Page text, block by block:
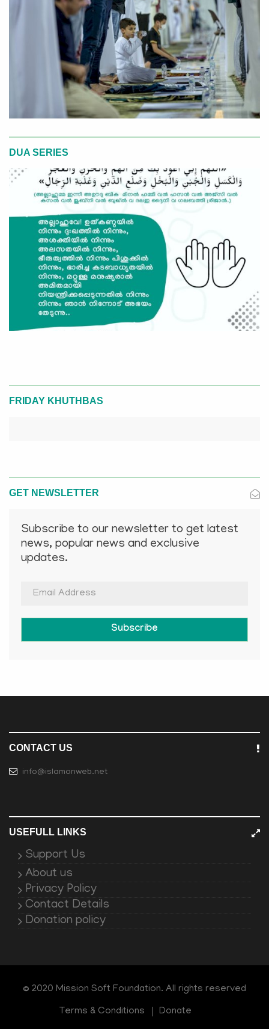
DUA SERIES
FRIDAY KHUTHBAS
GET NEWSLETTER
Subscribe to our newsletter to get latest
news, popular news and exclusive
updates.
Subscribe
CONTACT US
info@islamonweb.net
USEFULL LINKS
Support Us
About us
Privacy Policy
Contact Details
Donation policy
© 2020 Mission Soft Foundation. All rights reserved
Terms & Conditions Donate